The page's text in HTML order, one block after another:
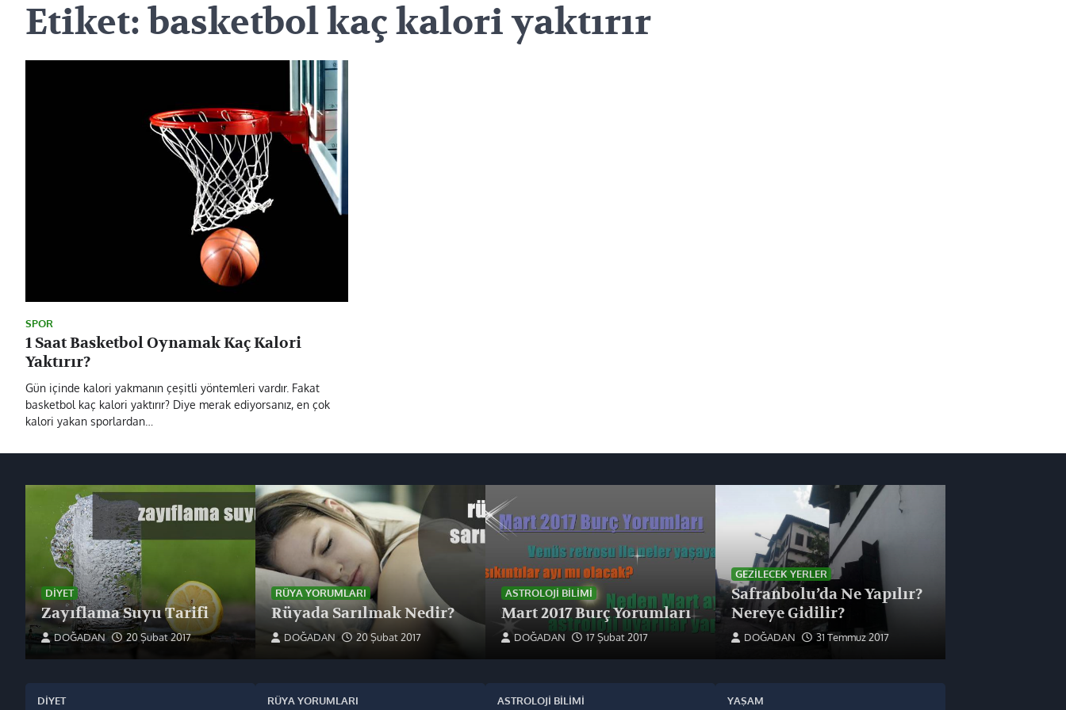
Etiket:basketbol kaç kalori yaktırır
SPOR
1 Saat Basketbol Oynamak Kaç Kalori
Yaktırır?
Gün içinde kalori yakmanın çeşitli yöntemleri vardır. Fakat
basketbol kaç kalori yaktırır? Diye merak ediyorsanız, en çok
kalori yakan sporlardan…
DIYET
Zayıflama Suyu Tarifi
DOĞADAN 20 Şubat 2017
DIYET
RÜYA YORUMLARI
Rüyada Sarılmak Nedir?
DOĞADAN 20 Şubat 2017
RÜYA YORUMLARI
ASTROLOJI BILIMI
Mart 2017 Burç Yorumları
DOĞADAN 17 Şubat 2017
ASTROLOJI BILIMI
GEZILECEK YERLER
Safranbolu’da Ne Yapılır?
Nereye Gidilir?
DOĞADAN 31 Temmuz 2017
YAŞAM